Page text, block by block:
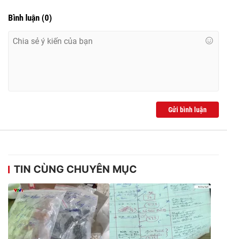
Bình luận (0)
Gửi bình luận
TIN CÙNG CHUYÊN MỤC